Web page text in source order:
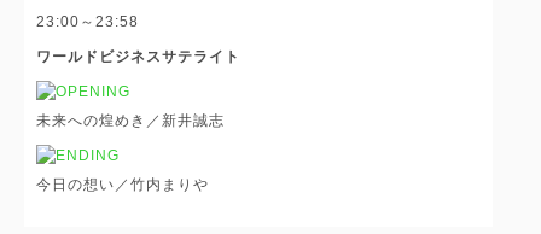
23:00～23:58
ワールドビジネスサテライト
未来への煌めき／新井誠志
今日の想い／竹内まりや